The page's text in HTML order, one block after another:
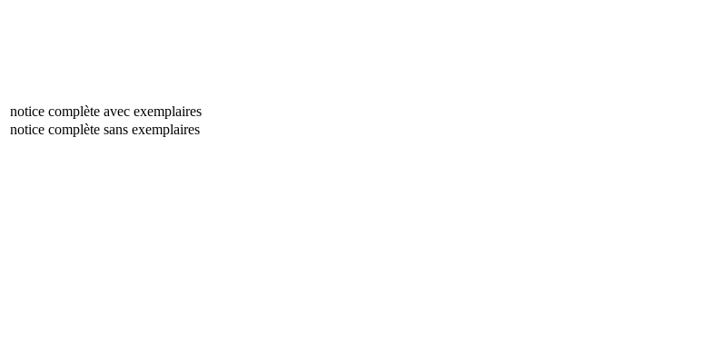
notice complète avec exemplaires
notice complète sans exemplaires